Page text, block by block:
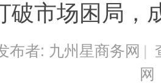
破市场困局，
布者: 九州星商务网 |
网